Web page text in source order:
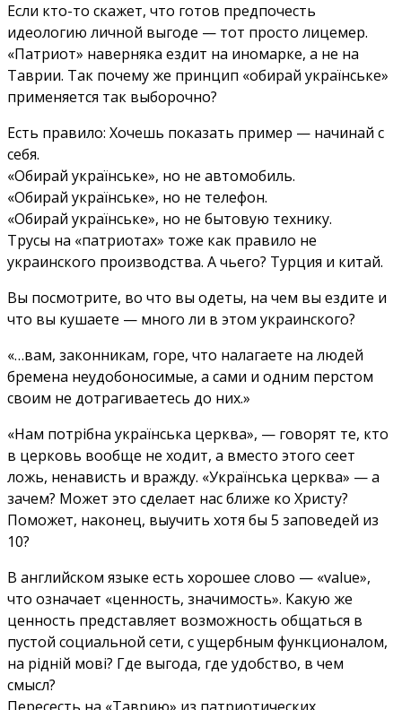
Если кто-то скажет, что готов предпочесть
идеологию личной выгоде — тот просто лицемер.
«Патриот» наверняка ездит на иномарке, а не на
Таврии. Так почему же принцип «обирай українське»
применяется так выборочно?
Есть правило: Хочешь показать пример — начинай с
себя.
«Обирай українське», но не автомобиль.
«Обирай українське», но не телефон.
«Обирай українське», но не бытовую технику.
Трусы на «патриотах» тоже как правило не
украинского производства. А чьего? Турция и китай.
Вы посмотрите, во что вы одеты, на чем вы ездите и
что вы кушаете — много ли в этом украинского?
«…вам, законникам, горе, что налагаете на людей
бремена неудобоносимые, а сами и одним перстом
своим не дотрагиваетесь до них.»
«Нам потрібна українська церква», — говорят те, кто
в церковь вообще не ходит, а вместо этого сеет
ложь, ненависть и вражду. «Українська церква» — а
зачем? Может это сделает нас ближе ко Христу?
Поможет, наконец, выучить хотя бы 5 заповедей из
10?
В английском языке есть хорошее слово — «value»,
что означает «ценность, значимость». Какую же
ценность представляет возможность общаться в
пустой социальной сети, с ущербным функционалом,
на рідній мові? Где выгода, где удобство, в чем
смысл?